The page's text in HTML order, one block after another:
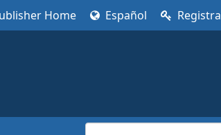
Home Español